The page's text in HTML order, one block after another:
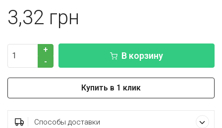
3,32
+
-
В корзину
Купить в 1 клик
Способы доставки